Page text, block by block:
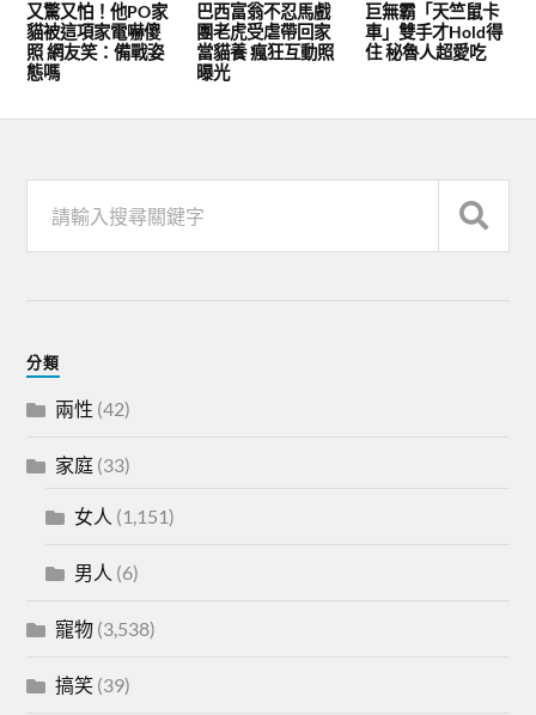
又驚又怕！他PO家
貓被這項家電嚇傻
照 網友笑：備戰姿
態嗎
巴西富翁不忍馬戲
團老虎受虐帶回家
當貓養 瘋狂互動照
曝光
巨無霸「天竺鼠卡
車」雙手才Hold得
住 秘魯人超愛吃
分類
兩性 (42)
家庭 (33)
女人 (1,151)
男人 (6)
寵物 (3,538)
搞笑 (39)